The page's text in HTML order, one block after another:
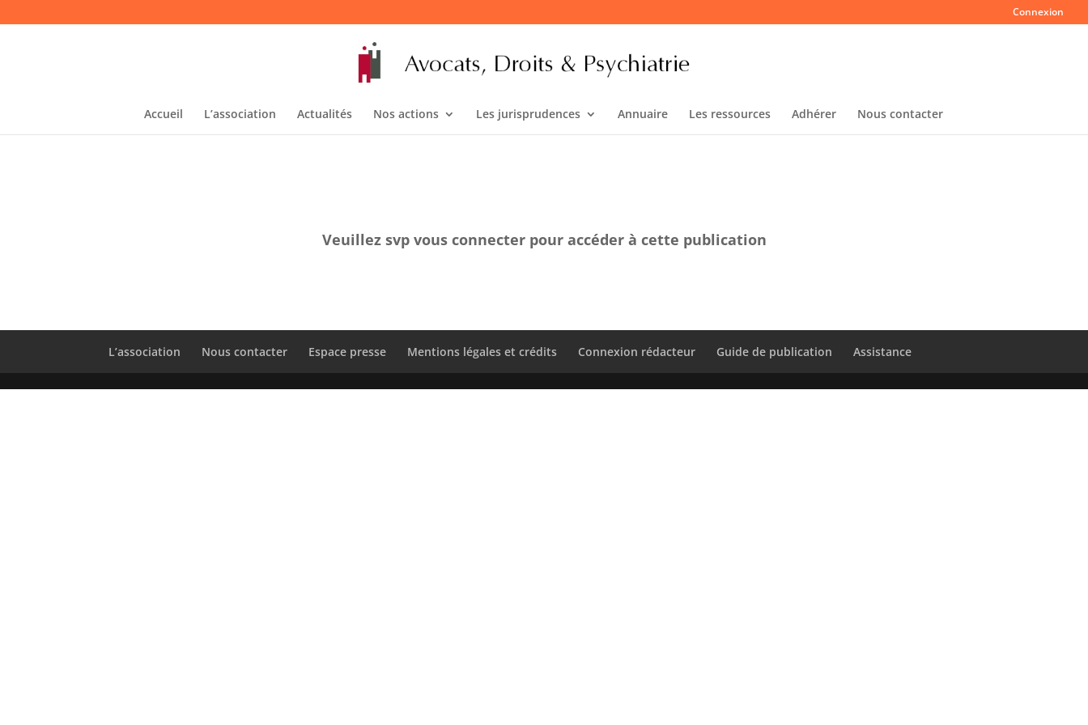
Connexion
Accueil L’association Actualités Nos actions Les jurisprudences Annuaire Les ressources Adhérer Nous contacter
Veuillez svp vous connecter pour accéder à cette publication
L’association Nous contacter Espace presse Mentions légales et crédits Connexion rédacteur Guide de publication Assistance